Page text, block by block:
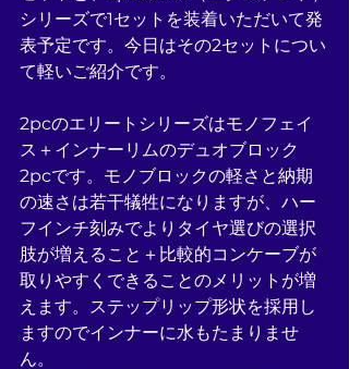
シリーズで1セットを装着いただいて発
表予定です。今日はその2セットについ
て軽いご紹介です。
2pcのエリートシリーズはモノフェイ
ス＋インナーリムのデュオブロック
2pcです。モノブロックの軽さと納期
の速さは若干犠牲になりますが、ハー
フインチ刻みでよりタイヤ選びの選択
肢が増えること＋比較的コンケーブが
取りやすくできることのメリットが増
えます。ステップリップ形状を採用し
ますのでインナーに水もたまりませ
ん。